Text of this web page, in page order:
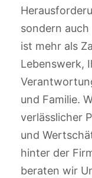
sondern
ist mehr als
Lebenswerk,
und Familie.
verlässlicher
und
hinter der
beraten wir